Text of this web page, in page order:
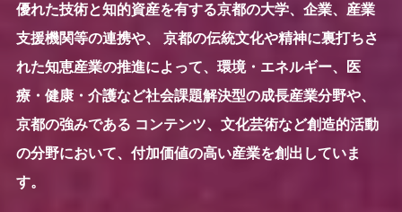
優れた技術と知的資産を有する京都の大学、企業、産業
支援機関等の連携や、 京都の伝統文化や精神に裏打ちさ
れた知恵産業の推進によって、環境・エネルギー、医
療・健康・介護など社会課題解決型の成長産業分野や、
京都の強みである コンテンツ、文化芸術など創造的活動
の分野において、付加価値の高い産業を創出していま
す。